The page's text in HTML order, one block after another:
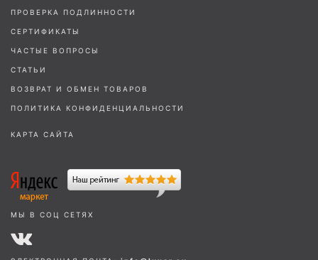
ПРОВЕРКА ПОДЛИННОСТИ
СЕРТИФИКАТЫ
ЧАСТЫЕ ВОПРОСЫ
СТАТЬИ
ВОЗВРАТ И ОБМЕН ТОВАРОВ
ПОЛИТИКА КОНФИДЕНЦИАЛЬНОСТИ
КАРТА САЙТА
МЫ В СОЦ СЕТЯХ